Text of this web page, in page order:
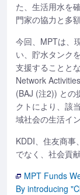
た、生活用水を
門家の協力と多
今回、MPTは、
い、貯水タンク
支援することと
Network
(BAJ (注2)) との
クトにより、該
域社会の生活イ
KDDI、住友商事
でなく、社会貢
MPT Funds
By introducing